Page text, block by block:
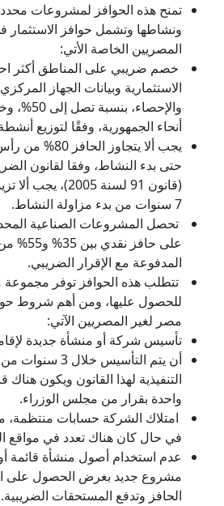
تمنح هذه الحوافز لمشروعات
ونشاطها وتشمل حوافز الاستثمار
المصريين الخاصة الأتي:
خصم ضريبي على المناطق أكثر
الاستثمارية وبيانات الجهاز
أنحاء الجمهورية، وفقًا لتوزيع
يجب ألا يتجاوز
حتى بدء النشاط، وفقا لقانون
(قانون 91 لسنة
7 سنوات من بدء مزاولة النشاط.
على حافز
المدفوعة مع الإقرار الضريبي.
تتطلب هذه الحوافز توفر
للحصول عليها، ومن أهم شروط
مصر لغير المصريين الآتي:
تأسيس شركة أو منشأة جديدة
أن يتم التأسيس
التنفيذية لهذا القانون ويكون هناك
واحدة بقرار من مجلس الوزراء.
امتلاك الشركة حسابات
في حال كان هناك تعدد في مواقع
عدم استخدام أصول منشأة قائمة أو
مشروع جديد بغرض الحصول على
الحافز وتدفع المستحقات الضريبية.